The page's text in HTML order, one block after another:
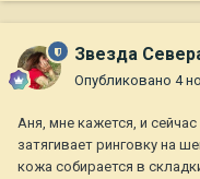
Звезда
Опубликовано 4
Аня, мне кажется, и
затягивает ринговку на
кожа собирается в